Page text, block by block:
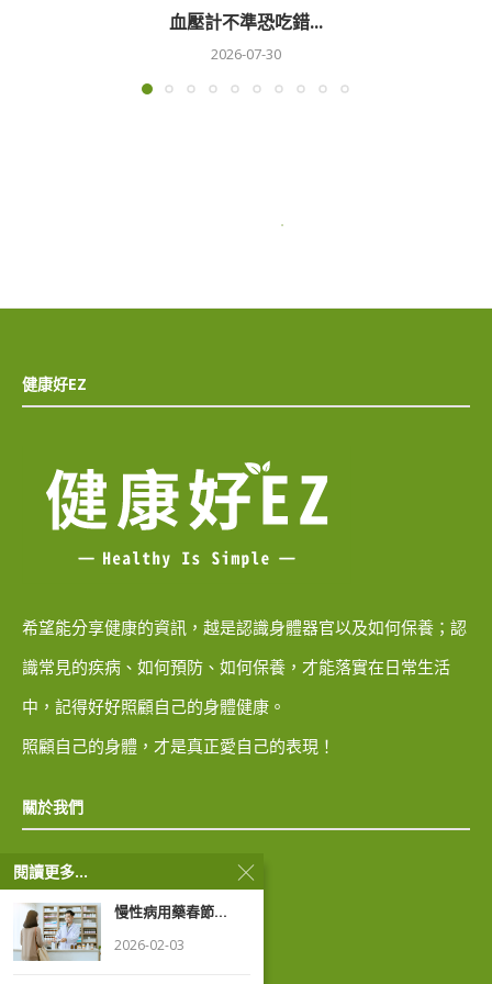
血壓計不準恐吃錯...
2026-07-30
健康好EZ
希望能分享健康的資訊，越是認識身體器官以及如何保養；認
識常見的疾病、如何預防、如何保養，才能落實在日常生活
中，記得好好照顧自己的身體健康。
照顧自己的身體，才是真正愛自己的表現！
關於我們
隱私權政策
著作權聲明
閱讀更多...
慢性病用藥春節...
2026-02-03